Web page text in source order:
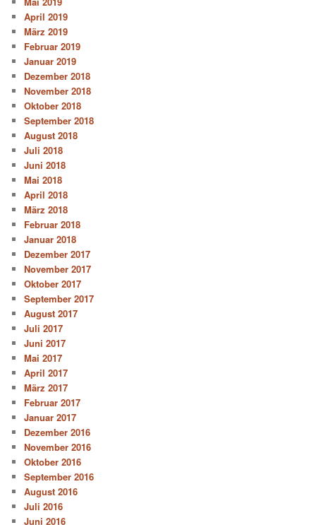
April 2019
März 2019
Februar 2019
Januar 2019
Dezember 2018
November 2018
Oktober 2018
September 2018
August 2018
Juli 2018
Juni 2018
Mai 2018
April 2018
März 2018
Februar 2018
Januar 2018
Dezember 2017
November 2017
Oktober 2017
September 2017
August 2017
Juli 2017
Juni 2017
Mai 2017
April 2017
März 2017
Februar 2017
Januar 2017
Dezember 2016
November 2016
Oktober 2016
September 2016
August 2016
Juli 2016
Juni 2016